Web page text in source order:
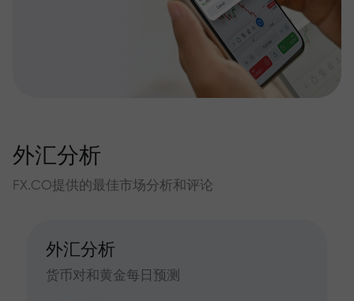
外汇分析
FX.CO提供的最佳市场分析和评论
外汇分析
货币对和黄金每日预测